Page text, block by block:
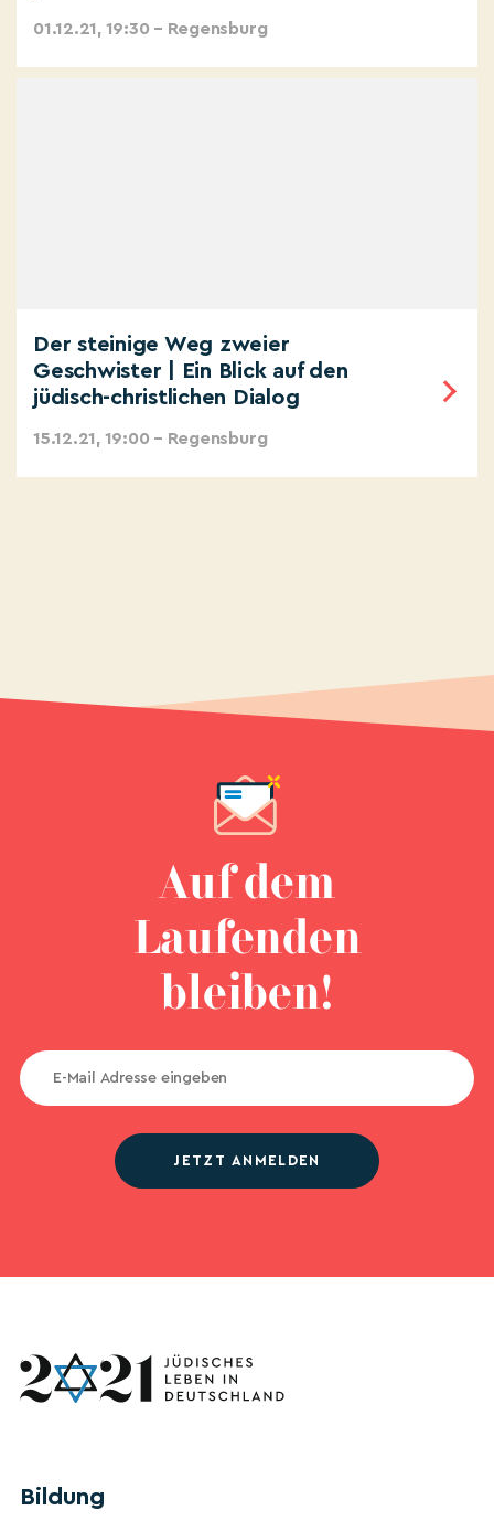
01.12.21, 19:30 – Regensburg
Der steinige Weg zweier
Geschwister | Ein Blick auf den
jüdisch-christlichen Dialog
15.12.21, 19:00 – Regensburg
Auf dem
Laufenden
bleiben!
JETZT ANMELDEN
Bildung